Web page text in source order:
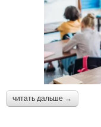
читать дальше →